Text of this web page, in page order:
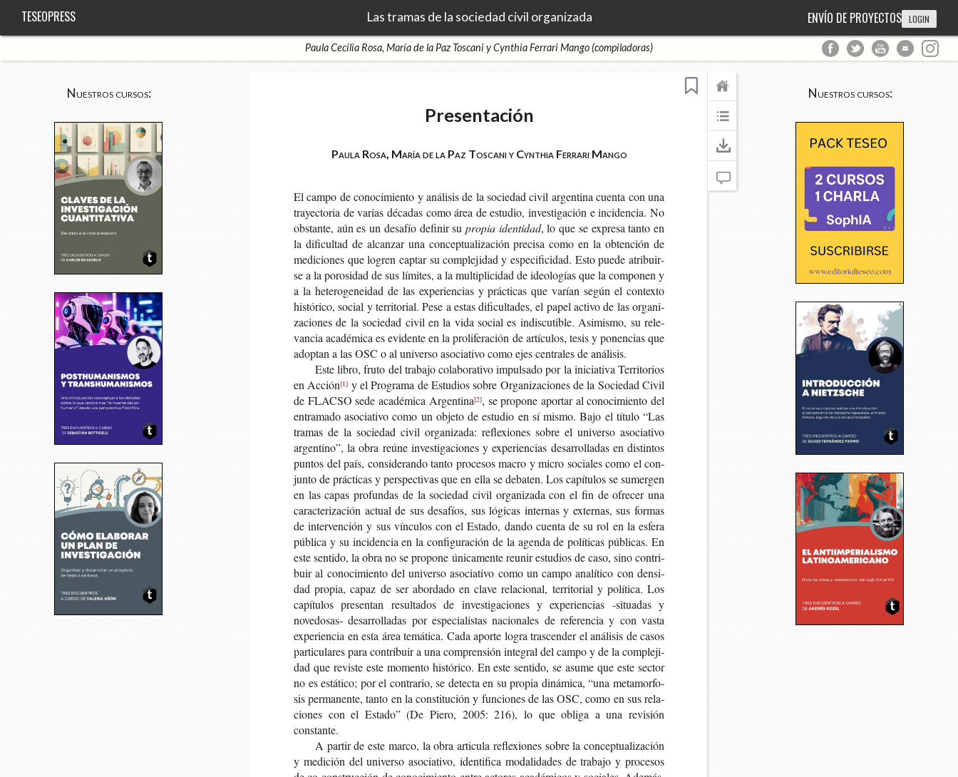
Las tramas de la sociedad civil organizada
TESEOPRESS ENVÍO DE PROYECTOS LOGIN
Paula Cecilia Rosa, María de la Paz Toscani y Cynthia Ferrari Mango (compiladoras)
Nuestros cursos: Nuestros cursos:
Presentación
Paula Rosa, María de la Paz Toscani y Cynthia Ferrari Mango
El campo de cono­ci­mien­to y aná­li­sis de la socie­dad civil argen­ti­na cuen­ta con una
tra­yec­to­ria de varias déca­das como área de estu­dio, inves­ti­ga­ción e inci­den­cia. No
obs­tan­te, aún es un desa­fío defi­nir su pro­pia identidad, lo que se expre­sa tanto en
la difi­cul­tad de alcan­zar una con­cep­tua­li­za­ción pre­ci­sa como en la obten­ción de
medi­cio­nes que logren cap­tar su com­ple­ji­dad y espe­ci­fi­ci­dad. Esto puede atri­buir­
se a la poro­si­dad de sus lími­tes, a la mul­ti­pli­ci­dad de ideo­lo­gías que la com­po­nen y
a la hete­ro­ge­nei­dad de las expe­rien­cias y prác­ti­cas que varían según el con­tex­to
his­tó­ri­co, social y terri­to­rial. Pese a estas difi­cul­ta­des, el papel acti­vo de las orga­ni­
za­cio­nes de la socie­dad civil en la vida social es indis­cu­ti­ble. Asi­mis­mo, su rele­
van­cia aca­dé­mi­ca es evi­den­te en la pro­li­fe­ra­ción de artícu­los, tesis y ponen­cias que
adop­tan a las OSC o al uni­ver­so aso­cia­ti­vo como ejes cen­tra­les de análisis.
Este libro, fruto del tra­ba­jo cola­bo­ra­ti­vo impul­sa­do por la ini­cia­ti­va Terri­to­rios
en Acción[1] y el Pro­gra­ma de Estu­dios sobre Orga­ni­za­cio­nes de la Socie­dad Civil
de FLAC­SO sede aca­dé­mi­ca Argentina[2], se pro­po­ne apor­tar al cono­ci­mien­to del
entra­ma­do aso­cia­ti­vo como un obje­to de estu­dio en sí mismo. Bajo el títu­lo “Las
tra­mas de la socie­dad civil orga­ni­za­da: refle­xio­nes sobre el uni­ver­so aso­cia­ti­vo
argen­tino”, la obra reúne inves­ti­ga­cio­nes y expe­rien­cias desa­rro­lla­das en dis­tin­tos
pun­tos del país, con­si­de­ran­do tanto pro­ce­sos macro y micro socia­les como el con­
jun­to de prác­ti­cas y pers­pec­ti­vas que en ella se deba­ten. Los capí­tu­los se sumer­gen
en las capas pro­fun­das de la socie­dad civil orga­ni­za­da con el fin de ofre­cer una
carac­te­ri­za­ción actual de sus desa­fíos, sus lógi­cas inter­nas y exter­nas, sus for­mas
de inter­ven­ción y sus víncu­los con el Esta­do, dando cuen­ta de su rol en la esfe­ra
públi­ca y su inci­den­cia en la con­fi­gu­ra­ción de la agen­da de polí­ti­cas públi­cas. En
este sen­ti­do, la obra no se pro­po­ne úni­ca­men­te reunir estu­dios de caso, sino con­tri­
buir al cono­ci­mien­to del uni­ver­so aso­cia­ti­vo como un campo ana­lí­ti­co con den­si­
dad pro­pia, capaz de ser abor­da­do en clave rela­cio­nal, terri­to­rial y polí­ti­ca. Los
capí­tu­los pre­sen­tan resul­ta­dos de inves­ti­ga­cio­nes y expe­rien­cias -​situadas y
novedosas-​ desa­rro­lla­das por espe­cia­lis­tas nacio­na­les de refe­ren­cia y con vasta
expe­rien­cia en esta área temá­ti­ca. Cada apor­te logra tras­cen­der el aná­li­sis de casos
par­ti­cu­la­res para con­tri­buir a una com­pren­sión inte­gral del campo y de la com­ple­ji­
dad que revis­te este momen­to his­tó­ri­co. En este sen­ti­do, se asume que este sec­tor
no es está­ti­co; por el con­tra­rio, se detec­ta en su pro­pia diná­mi­ca, “una meta­mor­fo­
sis per­ma­nen­te, tanto en la cons­ti­tu­ción y fun­cio­nes de las OSC, como en sus rela­
cio­nes con el Esta­do” (De Piero, 2005: 216), lo que obli­ga a una revi­sión
constante.
A par­tir de este marco, la obra arti­cu­la refle­xio­nes sobre la con­cep­tua­li­za­ción
y medi­ción del uni­ver­so aso­cia­ti­vo, iden­ti­fi­ca moda­li­da­des de tra­ba­jo y pro­ce­sos